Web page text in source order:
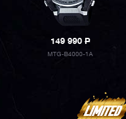
149 990P
MTG-B4000-1A